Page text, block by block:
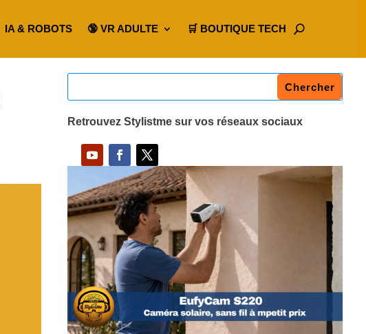
IA & ROBOTS 🔞 VR ADULTE 🛒 BOUTIQUE TECH
Retrouvez Stylistme sur vos réseaux sociaux